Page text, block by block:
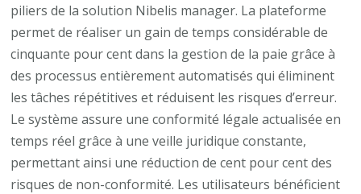
piliers de la solution Nibelis manager. La plateforme
permet de réaliser un gain de temps considérable de
cinquante pour cent dans la gestion de la paie grâce à
des processus entièrement automatisés qui éliminent
les tâches répétitives et réduisent les risques d’erreur.
Le système assure une conformité légale actualisée en
temps réel grâce à une veille juridique constante,
permettant ainsi une réduction de cent pour cent des
risques de non-conformité. Les utilisateurs bénéficient